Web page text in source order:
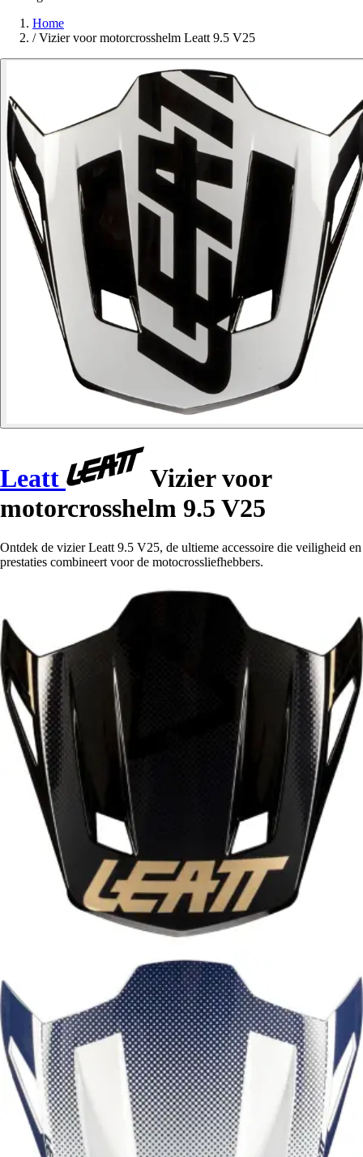
Home
/ Vizier voor motorcrosshelm Leatt 9.5 V25
Leatt
Vizier voor
motorcrosshelm 9.5 V25
Ontdek de vizier Leatt 9.5 V25, de ultieme accessoire die veiligheid en
prestaties combineert voor de motocrossliefhebbers.